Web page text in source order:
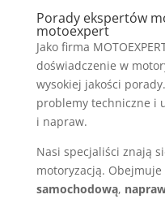
Porady ekspertów
motoexpert
Jako firma
doświadczenie w
wysokiej jakości
problemy techniczne i
i napraw.
Nasi specjaliści znają
motoryzacją. Obejmuje
samochodową,